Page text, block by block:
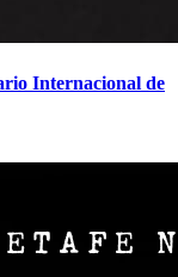
Internacional de